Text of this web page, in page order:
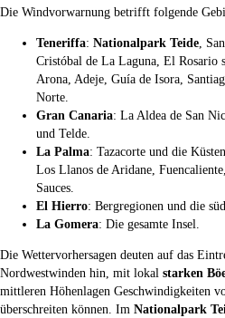
Die Windvorwarnung betrifft folgende
Teneriffa: Nationalpark Teide,
Cristóbal de La Laguna, El Rosario
Arona, Adeje, Guía de Isora,
Norte.
Gran Canaria: La Aldea de San
und Telde.
La Palma: Tazacorte und die
Los Llanos de Aridane,
Sauces.
El Hierro: Bergregionen und die
La Gomera: Die gesamte Insel.
Die Wettervorhersagen deuten auf das
Nordwestwinden hin, mit lokal starken
mittleren Höhenlagen Geschwindigkeiten
überschreiten können. Im Nationalpark